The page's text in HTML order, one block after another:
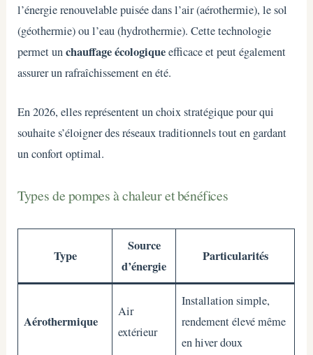
l’énergie renouvelable puisée dans l’air (aérothermie), le sol
(géothermie) ou l’eau (hydrothermie). Cette technologie
permet unchauffage écologiqueefficace et peut également
assurer un rafraîchissement en été.
En 2026, elles représentent un choix stratégique pour qui
souhaite s’éloigner des réseaux traditionnels tout en gardant
un confort optimal.
Types de pompes à chaleur et bénéfices
Type
Source
d’énergie
Particularités
Aérothermique
Air
extérieur
Installation simple,
rendement élevé même
en hiver doux